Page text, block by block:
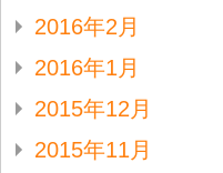
2016年2月
2016年1月
2015年12月
2015年11月